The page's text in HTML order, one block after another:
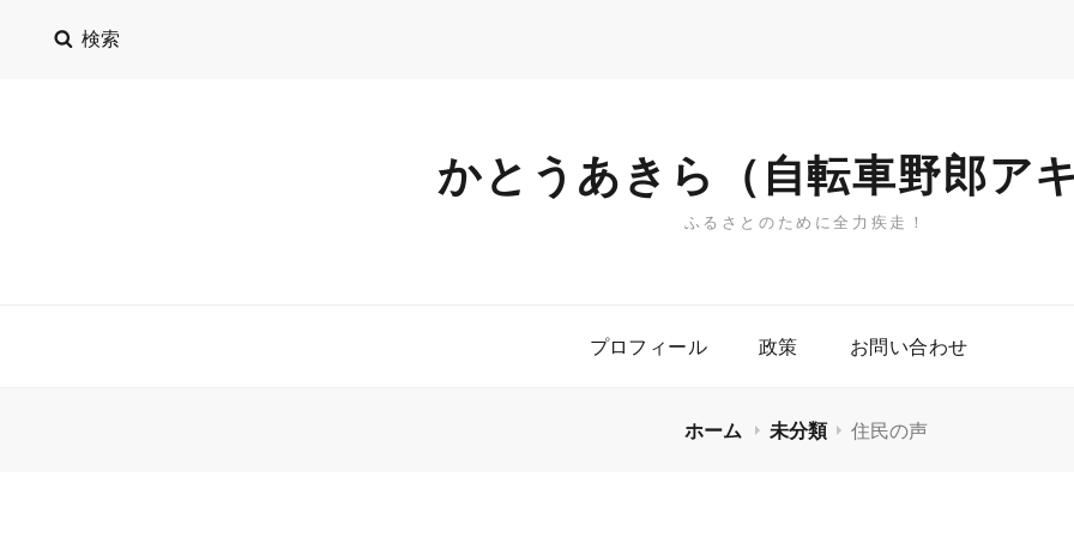
検索
かとうあきら（自転車野郎アキ
ふるさとのために全力疾走！
プロフィール 政策 お問い合わせ
ホーム 未分類 住民の声